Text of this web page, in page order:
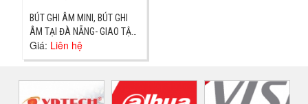
BÚT GHI ÂM MINI, BÚT GHI
ÂM TẠI ĐÀ NẴNG- GIAO TẬN
NƠI
Giá: Liên hệ